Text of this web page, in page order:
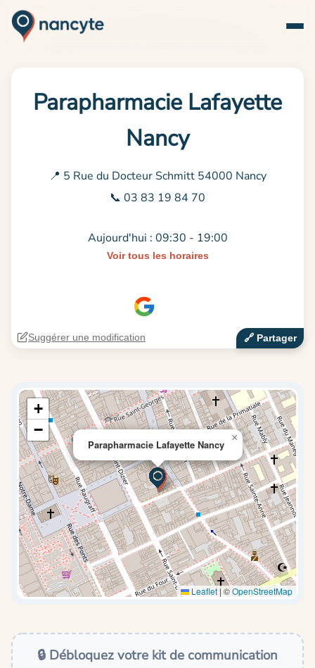
Parapharmacie Lafayette
Nancy
📍 5 Rue du Docteur Schmitt 54000 Nancy
📞 03 83 19 84 70
Aujourd'hui : 09:30 - 19:00
Voir tous les horaires
🔗‍️ Partager
Suggérer une modification
Parapharmacie Lafayette Nancy
×
+
−
Leaflet |©OpenStreetMap
🔒 Débloquez votre kit de communication